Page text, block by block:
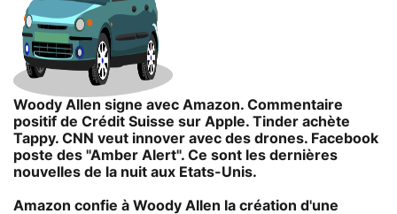
Woody Allen signe avec Amazon. Commentaire
positif de Crédit Suisse sur Apple. Tinder achète
Tappy. CNN veut innover avec des drones. Facebook
poste des "Amber Alert". Ce sont les dernières
nouvelles de la nuit aux Etats-Unis.
Amazon confie à Woody Allen la création d'une